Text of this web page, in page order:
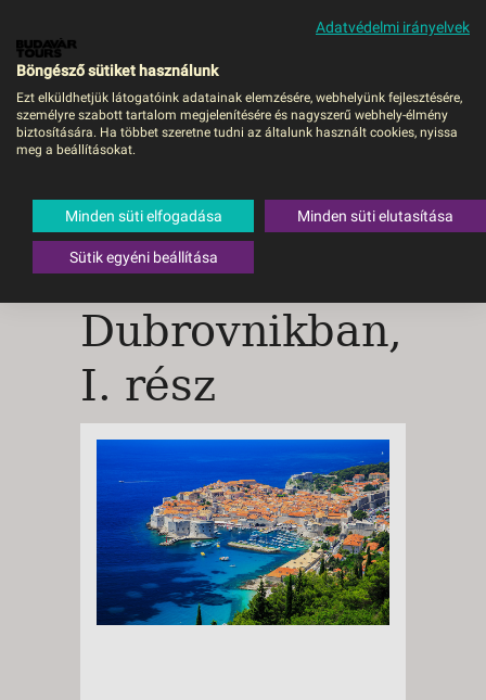
MENÜ
A 10 legszebb
turista
látványosság
Dubrovnikban,
I. rész
Adatvédelmi irányelvek
Böngésző sütiket használunk
Ezt elküldhetjük látogatóink adatainak elemzésére, webhelyünk fejlesztésére,
személyre szabott tartalom megjelenítésére és nagyszerű webhely-élmény
biztosítására. Ha többet szeretne tudni az általunk használt cookies, nyissa
meg a beállításokat.
Minden süti elfogadása Minden süti elutasítása
Sütik egyéni beállítása